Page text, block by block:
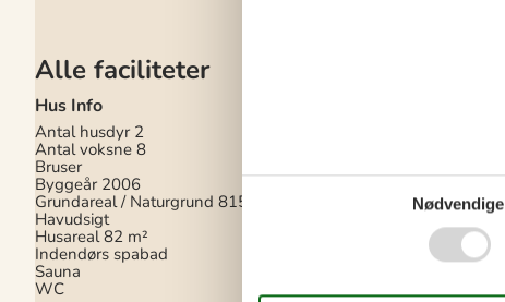
Alle faciliteter
Hus Info
Antal husdyr 2
Antal voksne 8
Bruser
Byggeår 2006
Grundareal / Naturgrund 815 m²
Havudsigt
Husareal 82 m²
Indendørs spabad
Sauna
WC
Opvaskemaskine
Nødvendige